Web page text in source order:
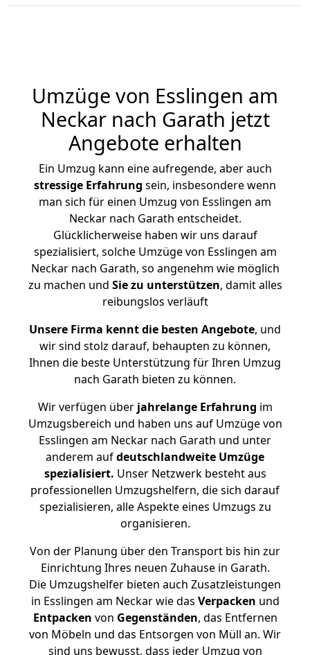
Umzüge von Esslingen am
Neckar nach Garath jetzt
Angebote erhalten
Ein Umzug kann eine aufregende, aber auch
stressige Erfahrung sein, insbesondere wenn
man sich für einen Umzug von Esslingen am
Neckar nach Garath entscheidet.
Glücklicherweise haben wir uns darauf
spezialisiert, solche Umzüge von Esslingen am
Neckar nach Garath, so angenehm wie möglich
zu machen und Sie zu unterstützen, damit alles
reibungslos verläuft
Unsere Firma kennt die besten Angebote, und
wir sind stolz darauf, behaupten zu können,
Ihnen die beste Unterstützung für Ihren Umzug
nach Garath bieten zu können.
Wir verfügen überjahrelange Erfahrung im
Umzugsbereich und haben uns auf Umzüge von
Esslingen am Neckar nach Garath und unter
anderem aufdeutschlandweite Umzüge
spezialisiert. Unser Netzwerk besteht aus
professionellen Umzugshelfern, die sich darauf
spezialisieren, alle Aspekte eines Umzugs zu
organisieren.
Von der Planung über den Transport bis hin zur
Einrichtung Ihres neuen Zuhause in Garath.
Die Umzugshelfer bieten auch Zusatzleistungen
in Esslingen am Neckar wie das Verpacken und
Entpacken von Gegenständen, das Entfernen
von Möbeln und das Entsorgen von Müll an. Wir
sind uns bewusst, dass jeder Umzug von